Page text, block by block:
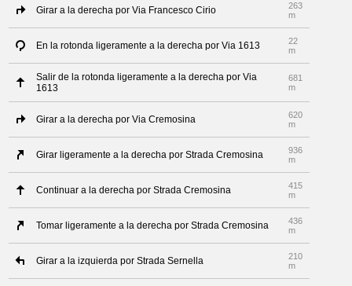
Girar a la derecha por Via Francesco Cirio
263
m
En la rotonda ligeramente a la derecha por Via 1613
22
m
Salir de la rotonda ligeramente a la derecha por Via
1613
681
m
Girar a la derecha por Via Cremosina
620
m
Girar ligeramente a la derecha por Strada Cremosina
936
m
Continuar a la derecha por Strada Cremosina
415
m
Tomar ligeramente a la derecha por Strada Cremosina
436
m
Girar a la izquierda por Strada Sernella
210
m